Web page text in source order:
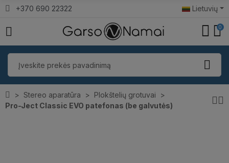
+370 690 22322 Lietuvių
0
Stereo aparatūra
Plokštelių grotuvai
Pro-Ject Classic EVO patefonas (be galvutės)